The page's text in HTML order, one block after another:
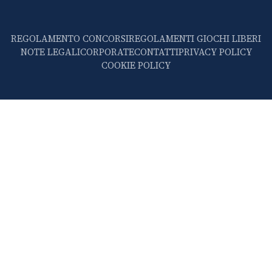
REGOLAMENTO CONCORSIREGOLAMENTI GIOCHI LIBERI
NOTE LEGALICORPORATECONTATTIPRIVACY POLICY
COOKIE POLICY